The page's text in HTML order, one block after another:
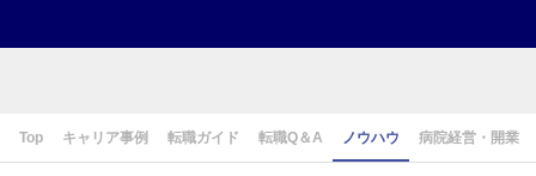
Top キャリア事例 転職ガイド 転職Q＆A ノウハウ 病院経営・開業